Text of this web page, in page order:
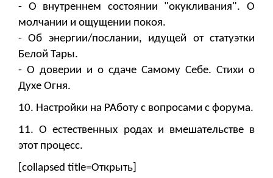
- О внутреннем состоянии "окукливания". О
молчании и ощущении покоя.
- Об энергии/послании, идущей от статуэтки
Белой Тары.
- О доверии и о сдаче Самому Себе. Стихи о
Духе Огня.
10. Настройки на РАботу с вопросами с форума.
11. О естественных родах и вмешательстве в
этот процесс.
[collapsed title=Открыть]